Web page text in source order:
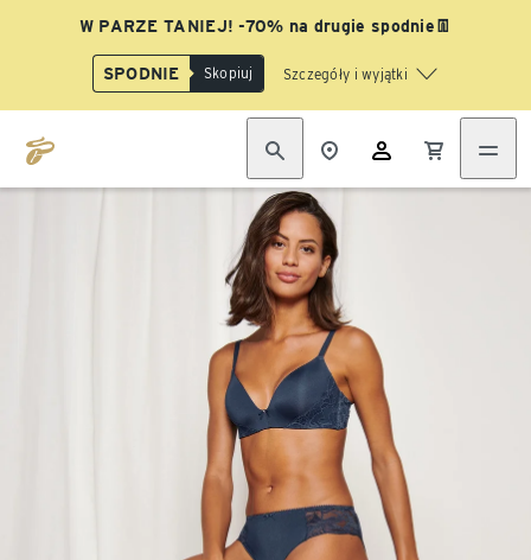
W PARZE TANIEJ! -70% na drugie spodnie👖
SPODNIE Skopiuj Szczegóły i wyjątki